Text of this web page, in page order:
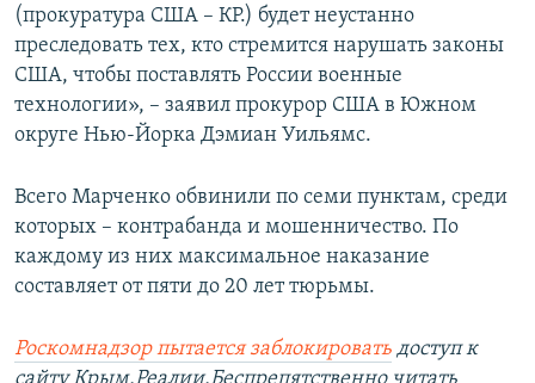
(прокуратура США – КР.) будет неустанно
преследовать тех, кто стремится нарушать законы
США, чтобы поставлять России военные
технологии», – заявил прокурор США в Южном
округе Нью-Йорка Дэмиан Уильямс.
Всего Марченко обвинили по семи пунктам, среди
которых – контрабанда и мошенничество. По
каждому из них максимальное наказание
составляет от пяти до 20 лет тюрьмы.
Роскомнадзор пытается заблокировать доступ к